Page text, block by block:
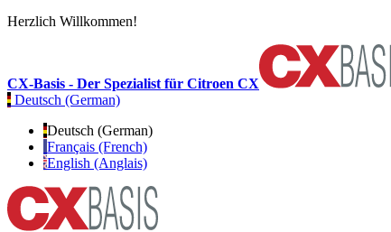
Herzlich Willkommen!
CX-Basis - Der Spezialist für Citroen CX
Deutsch (German)
Deutsch (German)
Français (French)
English (Anglais)